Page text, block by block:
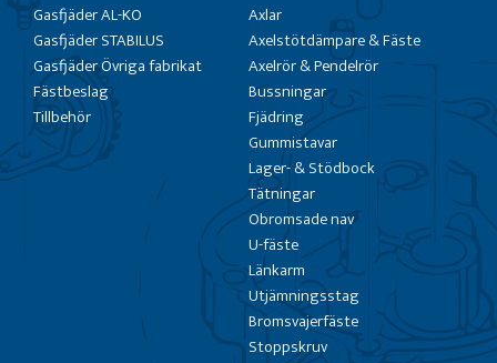
Gasfjäder AL-KO
Gasfjäder STABILUS
Gasfjäder Övriga fabrikat
Fästbeslag
Tillbehör
Axlar
Axelstötdämpare & Fäste
Axelrör & Pendelrör
Bussningar
Fjädring
Gummistavar
Lager- & Stödbock
Tätningar
Obromsade nav
U-fäste
Länkarm
Utjämningsstag
Bromsvajerfäste
Stoppskruv